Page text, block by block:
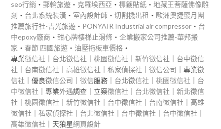
seo行銷 ‧郵輪旅遊 ‧ 克羅埃西亞 ‧標籤貼紙 ‧地藏王菩薩佛像雕
刻 ‧ 台北系統裝潢 ‧ 室內設計師 ‧切割機出租 ‧歐洲奧捷蜜月團
推薦旅行社-吉光旅遊 ‧ PONYAIR Industrial air compressor ‧ 台
中epoxy廠商 ‧甜心牌樓梯止滑條 ‧企業搬家公司推薦-華邦搬
家 ‧春節 四國旅遊 ‧ 油壓拖板車價格 ‧
專業徵信社 台北徵信社 ｜桃園徵信社 ｜新竹徵信社
台中徵信
社
台南徵信社 高雄徵信社 ｜私家偵探社 ｜徵信公司 ｜專業徵
信社 ｜優良徵信公司 ｜徵信服務｜ 台北徵信社 ｜桃園徵信社
台
中徵信社 ｜專業外遇調查｜立案徵信社 台北徵信社 ｜新北徵信
社 ｜桃園徵信社 ｜新竹徵信社 台中徵信社 台南徵信社
高雄
徵信社 ｜私家偵探社 台北徵信社 台中徵信社 台中徵信社
高雄徵信社 ｜天狼星網頁設計